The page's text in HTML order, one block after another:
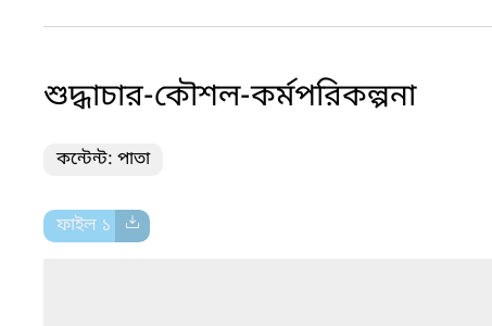
শুদ্ধাচার-কৌশল-কর্মপরিকল্পনা
কন্টেন্ট: পাতা
ফাইল ১